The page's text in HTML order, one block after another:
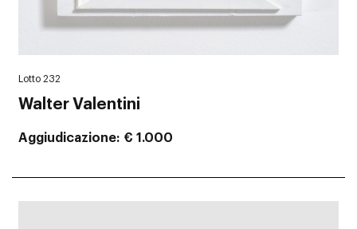
Lotto 232
Walter Valentini
Aggiudicazione € 1.000